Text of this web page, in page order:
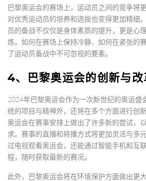
巴黎奥运会的赛场上，运动员之间的竞争将
对优秀运动员的培养和选拔也变得更加精细
员的备战不仅仅是身体素质的提升，更是心
炼。如何在赛场上保持冷静、如何在紧张的
了运动员备战中不可忽视的要素。
4、巴黎奥运会的创新与改
2024年巴黎奥运会作为一次新世纪的奥运盛
统的项目与精神外，还将在多个方面进行创
奥运会在赛事安排上做出了许多新的尝试，
求。赛事的直播和转播方式将更加灵活与多
过电视观看奥运会，还能通过智能手机和互
程，随时获取最新的赛况。
此外，巴黎奥运会将在环境保护方面做出更